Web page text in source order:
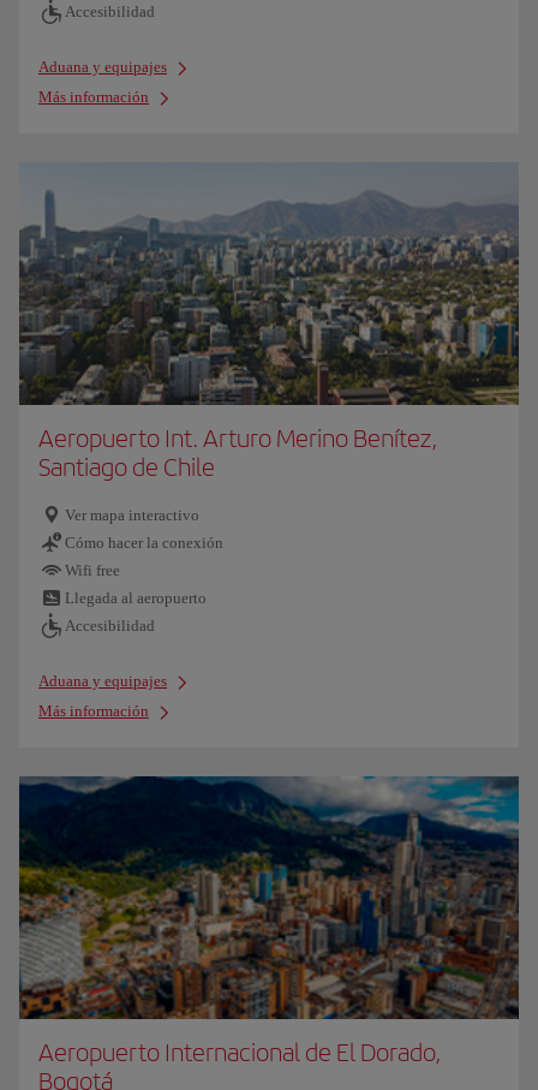
Accesibilidad
Aduana y equipajes
Más información
Aeropuerto Int. Arturo Merino Benítez,
Santiago de Chile
Ver mapa interactivo
Cómo hacer la conexión
Wifi free
Llegada al aeropuerto
Accesibilidad
Aduana y equipajes
Más información
Aeropuerto Internacional de El Dorado,
Bogotá